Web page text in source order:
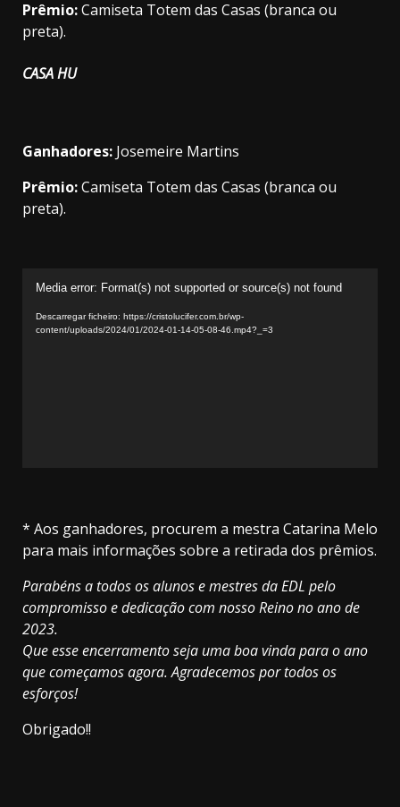
Prêmio:Camiseta Totem das Casas (branca ou
preta).
CASA HU
Ganhadores: Josemeire Martins
Prêmio:Camiseta Totem das Casas (branca ou
preta).
Reprodutor
vídeo
Media error: Format(s) not supported or source(s) not found
Descarregar ficheiro: https://cristolucifer.com.br/wp-
content/uploads/2024/01/2024-01-14-05-08-46.mp4?_=3
* Aos ganhadores, procurem a mestra Catarina Melo
para mais informações sobre a retirada dos prêmios.
Parabéns a todos os alunos e mestres da EDL pelo
compromisso e dedicação com nosso Reino no ano de
2023.
Que esse encerramento seja uma boa vinda para o ano
que começamos agora. Agradecemos por todos os
esforços!
Obrigado!!